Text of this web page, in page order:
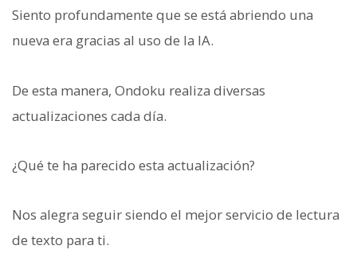
Siento profundamente que se está abriendo una
nueva era gracias al uso de la IA.
De esta manera, Ondoku realiza diversas
actualizaciones cada día.
¿Qué te ha parecido esta actualización?
Nos alegra seguir siendo el mejor servicio de lectura
de texto para ti.